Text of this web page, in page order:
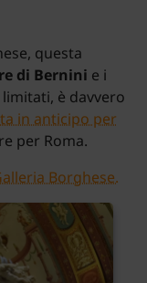
questa
di Bernini e i
è davvero
in anticipo per
per Roma.
Borghese.